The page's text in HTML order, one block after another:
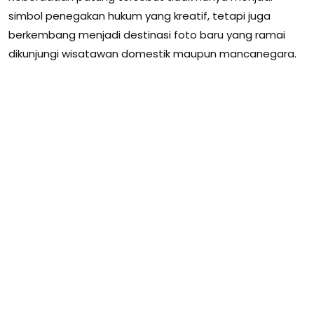
simbol penegakan hukum yang kreatif, tetapi juga
berkembang menjadi destinasi foto baru yang ramai
dikunjungi wisatawan domestik maupun mancanegara.